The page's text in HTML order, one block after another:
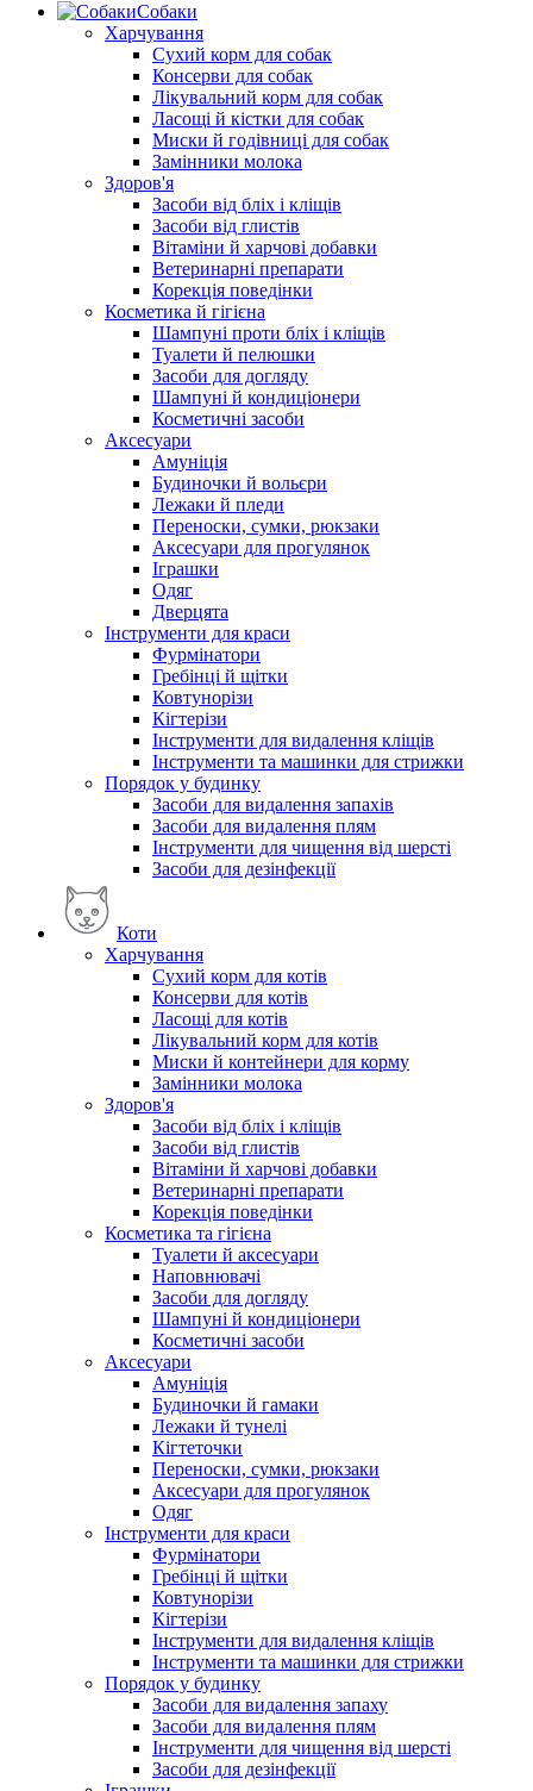
Собаки
Харчування
Сухий корм для собак
Консерви для собак
Лікувальний корм для собак
Ласощі й кістки для собак
Миски й годівниці для собак
Замінники молока
Здоров'я
Засоби від бліх і кліщів
Засоби від глистів
Вітаміни й харчові добавки
Ветеринарні препарати
Корекція поведінки
Косметика й гігієна
Шампуні проти бліх і кліщів
Туалети й пелюшки
Засоби для догляду
Шампуні й кондиціонери
Косметичні засоби
Аксесуари
Амуніція
Будиночки й вольєри
Лежаки й пледи
Переноски, сумки, рюкзаки
Аксесуари для прогулянок
Іграшки
Одяг
Дверцята
Інструменти для краси
Фурмінатори
Гребінці й щітки
Ковтунорізи
Кігтерізи
Інструменти для видалення кліщів
Інструменти та машинки для стрижки
Порядок у будинку
Засоби для видалення запахів
Засоби для видалення плям
Інструменти для чищення від шерсті
Засоби для дезінфекції
Коти
Харчування
Сухий корм для котів
Консерви для котів
Ласощі для котів
Лікувальний корм для котів
Миски й контейнери для корму
Замінники молока
Здоров'я
Засоби від бліх і кліщів
Засоби від глистів
Вітаміни й харчові добавки
Ветеринарні препарати
Корекція поведінки
Косметика та гігієна
Туалети й аксесуари
Наповнювачі
Засоби для догляду
Шампуні й кондиціонери
Косметичні засоби
Аксесуари
Амуніція
Будиночки й гамаки
Лежаки й тунелі
Кігтеточки
Переноски, сумки, рюкзаки
Аксесуари для прогулянок
Одяг
Інструменти для краси
Фурмінатори
Гребінці й щітки
Ковтунорізи
Кігтерізи
Інструменти для видалення кліщів
Інструменти та машинки для стрижки
Порядок у будинку
Засоби для видалення запаху
Засоби для видалення плям
Інструменти для чищення від шерсті
Засоби для дезінфекції